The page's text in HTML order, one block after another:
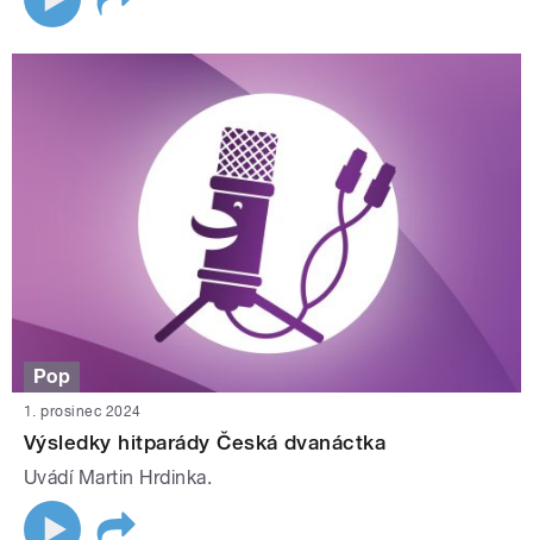
Pop
1. prosinec 2024
Výsledky hitparády Česká dvanáctka
Uvádí Martin Hrdinka.